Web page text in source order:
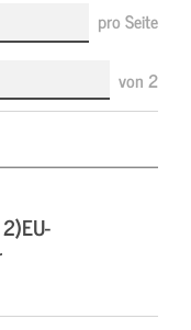
pro Seite
von2